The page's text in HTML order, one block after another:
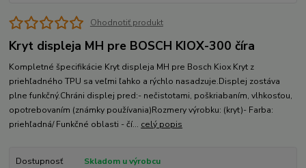
Ohodnotiť produkt
Kryt displeja MH pre BOSCH KIOX-300 číra
Kompletné špecifikácie Kryt displeja MH pre Bosch Kiox Kryt z
priehľadného TPU sa veľmi ľahko a rýchlo nasadzuje.Displej zostáva
plne funkčný.Chráni displej pred:- nečistotami, poškriabaním, vlhkosťou,
opotrebovaním (známky používania)Rozmery výrobku: (kryt)- Farba:
priehľadná/ Funkčné oblasti - čí... celý popis
Dostupnosť Skladom u výrobcu